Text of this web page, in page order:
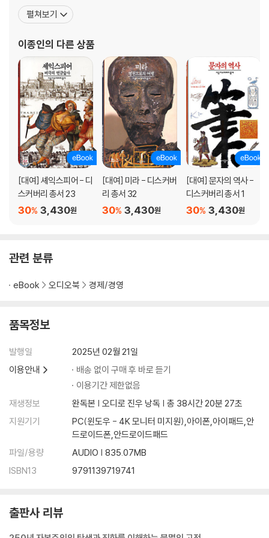
제1장. 중상주의의 원리
제3장. 무역 수지가 불리한 국가들로부터 거의 모든 물품 수입을 제한하는
비상조치
제1절. 중상주의 원리에 입각한 이런 제한의 불합리성
예금 은행, 특히 암스테르담 은행에 대한 여담
제2절. 다른 원리들에 비추어 보아도 비상한 수입 제한은 불합리하다
제4장. 세금 환급
제5장. 장려금
곡물업과 곡물법에 관한 여담
제6장. 통상 조약
제7장. 식민지
제1절. 새 식민지들을 건설한 동기
제3절. 유럽이 아메리카를 발견하고, 희망봉을 돌아 동인도제도 항로를 발
제9장. 중농주의, 즉 토지 생산물이 각국의 수입과 부의 유일 또는 주요 원
제1장. 군주 혹은 국가의 비용
제1절. 국방비
제3절. 공공사업과 공공 기관의 비용
제1조. 사회 내의 상업을 촉진하기 위한 공공사업과 기관
1) 전반적인 상업 촉진에 필요한 공공사업과 기관
2) 특정 상업 분야 촉진에 필요한 공공사업과 기관
제2조. 청년 교육을 위한 기관의 비용
제3조. 모든 연령대의 민중 교육을 위한 기관의 비용
제1장의 결론
제1절. 군주나 나라에 특별히 속한 수입의 기금 혹은 원천?
제2절. 국가의 세금?
제1조. 토지 지대와 임대료에 대한 세금
분야의 교양서와 문학 서적을 많이 번역했다. 최근에는 E. M. 포스터,
존 파울즈, 폴 오스터, 제임스 존스 등 현대 영미 작가들의 소설을 번
『지하철 헌화가』, 『살면서 마주 한
펼쳐보기
이종인의 다른 상품
[대여] 셰익스피어 - 디
스커버리 총서 23
3,430원
30%
[대여] 미라 - 디스커버
리 총서 32
3,430원
30%
[대여] 문자의 역사 -
디스커버리 총서 1
3,430원
30%
관련 분류
eBook 오디오북 경제/경영
품목정보
발행일
2025년 02월 21일
이용안내
배송 없이 구매 후 바로 듣기
이용기간 제한없음
재생정보
완독본 | 오디로 진우 낭독 | 총 38시간 20분 27초
지원기기
PC(윈도우 - 4K 모니터 미지원),아이폰,아이패드,안
드로이드폰,안드로이드패드
파일/용량
AUDIO | 835.07MB
ISBN13
9791139719741
출판사 리뷰